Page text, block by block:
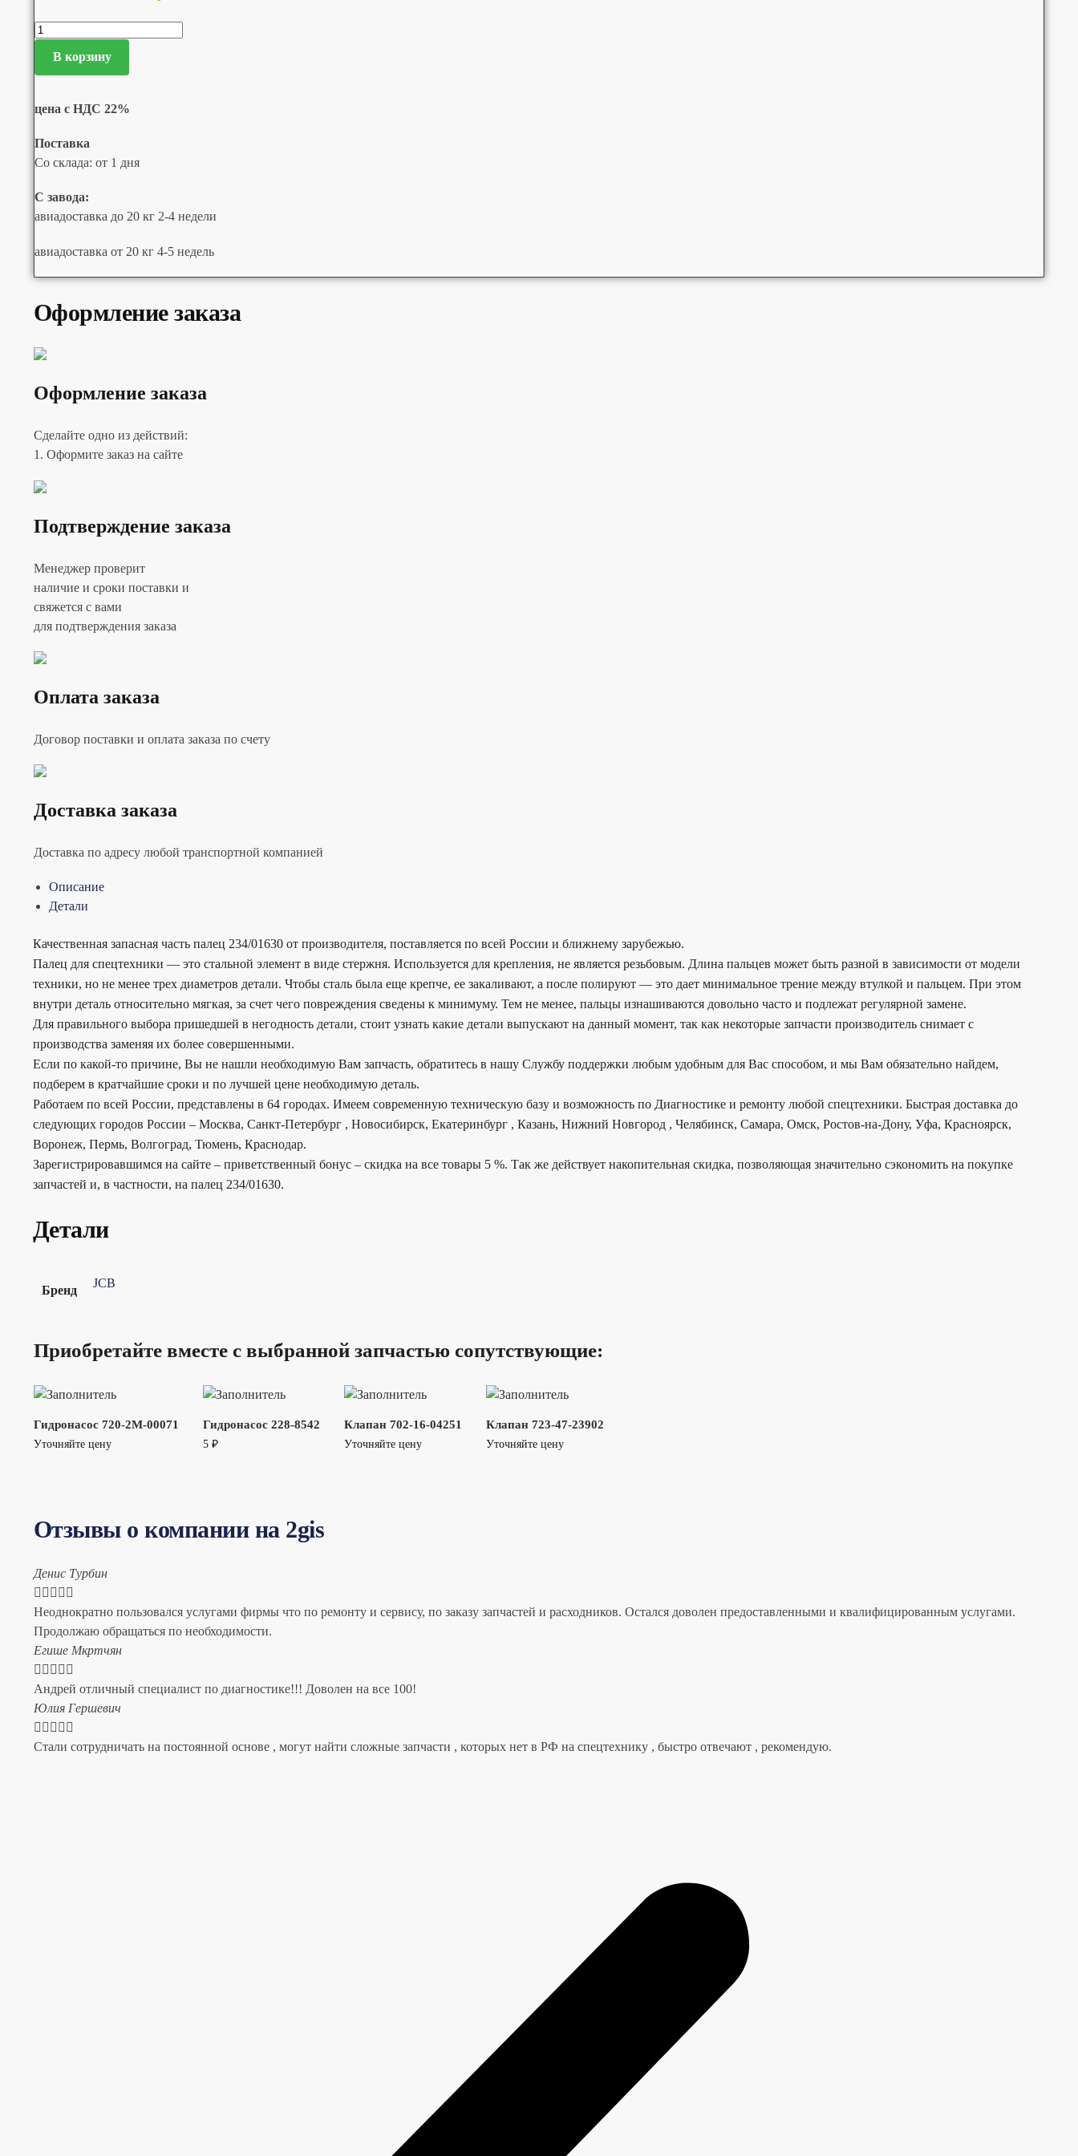
В корзину
цена с НДС 22%
Поставка
Со склада: от 1 дня
С завода:
авиадоставка до 20 кг 2-4 недели
авиадоставка от 20 кг 4-5 недель
Оформление заказа
Оформление заказа
Сделайте одно из действий:
1. Оформите заказ на сайте
Подтверждение заказа
Менеджер проверит
наличие и сроки поставки и
свяжется с вами
для подтверждения заказа
Оплата заказа
Договор поставки и оплата заказа по счету
Доставка заказа
Доставка по адресу любой транспортной компанией
Описание
Детали
Качественная запасная часть палец 234/01630 от производителя, поставляется по всей России и ближнему зарубежью.
Палец для спецтехники — это стальной элемент в виде стержня. Используется для крепления, не является резьбовым. Длина пальцев может быть разной в зависимости от модели
техники, но не менее трех диаметров детали. Чтобы сталь была еще крепче, ее закаливают, а после полируют — это дает минимальное трение между втулкой и пальцем. При этом
внутри деталь относительно мягкая, за счет чего повреждения сведены к минимуму. Тем не менее, пальцы изнашиваются довольно часто и подлежат регулярной замене.
Для правильного выбора пришедшей в негодность детали, стоит узнать какие детали выпускают на данный момент, так как некоторые запчасти производитель снимает с
производства заменяя их более совершенными.
Если по какой-то причине, Вы не нашли необходимую Вам запчасть, обратитесь в нашу Службу поддержки любым удобным для Вас способом, и мы Вам обязательно найдем,
подберем в кратчайшие сроки и по лучшей цене необходимую деталь.
Работаем по всей России, представлены в 64 городах. Имеем современную техническую базу и возможность по Диагностике и ремонту любой спецтехники. Быстрая доставка до
следующих городов России – Москва, Санкт-Петербург , Новосибирск, Екатеринбург , Казань, Нижний Новгород , Челябинск, Самара, Омск, Ростов-на-Дону, Уфа, Красноярск,
Воронеж, Пермь, Волгоград, Тюмень, Краснодар.
Зарегистрировавшимся на сайте – приветственный бонус – скидка на все товары 5 %. Так же действует накопительная скидка, позволяющая значительно сэкономить на покупке
запчастей и, в частности, на палец 234/01630.
Детали
Бренд
JCB
Приобретайте вместе с выбранной запчастью сопутствующие:
Гидронасос 720-2M-00071
Уточняйте цену
Гидронасос 228-8542
5 ₽
Клапан 702-16-04251
Уточняйте цену
Клапан 723-47-23902
Уточняйте цену
Отзывы о компании на 2gis
Денис Турбин
    
Неоднократно пользовался услугами фирмы что по ремонту и сервису, по заказу запчастей и расходников. Остался доволен предоставленными и квалифицированным услугами.
Продолжаю обращаться по необходимости.
​Егише Мкртчян
    
Андрей отличный специалист по диагностике!!! Доволен на все 100!
​Юлия Гершевич
    
Стали сотрудничать на постоянной основе , могут найти сложные запчасти , которых нет в РФ на спецтехнику , быстро отвечают , рекомендую.